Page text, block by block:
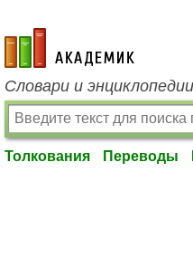
academic.ru
Словари и
Толкования Переводы